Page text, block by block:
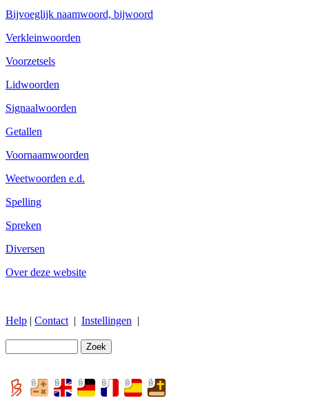
Bijvoeglijk naamwoord, bijwoord
Verkleinwoorden
Voorzetsels
Lidwoorden
Signaalwoorden
Getallen
Voornaamwoorden
Weetwoorden e.d.
Spelling
Spreken
Diversen
Over deze website
Help | Contact | Instellingen |